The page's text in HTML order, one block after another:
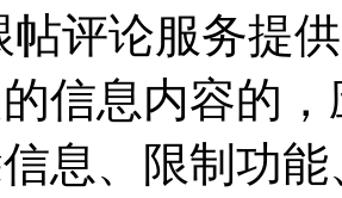
帖评论服务提
信息内容的
息、限制功